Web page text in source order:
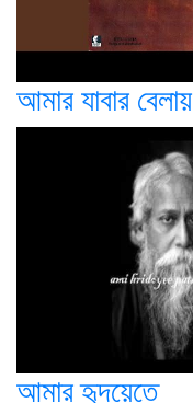
আমার যাবার বেলায়
আমার হৃদয়েতে